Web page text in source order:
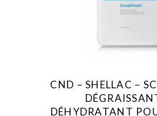
CND – SHELLAC –
DÉHYDRATANT